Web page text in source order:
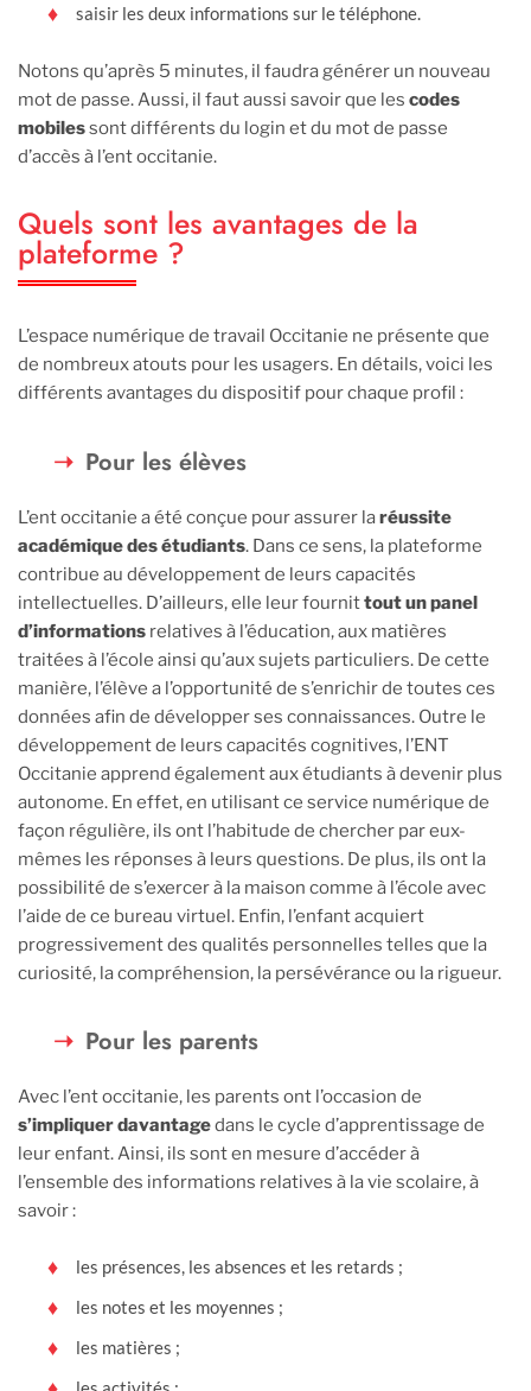
saisir les deux informations sur le téléphone.
Notons qu’après 5 minutes, il faudra générer un nouveau
mot de passe. Aussi, il faut aussi savoir que les codes
mobilessont différents du login et du mot de passe
d’accès à l’ent occitanie.
Quels sont les avantages de la
plateforme ?
L’espace numérique de travail Occitanie ne présente que
de nombreux atouts pour les usagers. En détails, voici les
différents avantages du dispositif pour chaque profil :
Pour les élèves
L’ent occitanie a été conçue pour assurer laréussite
académique des étudiants. Dans ce sens, la plateforme
contribue au développement de leurs capacités
intellectuelles. D’ailleurs, elle leur fournittout un panel
d’informations relatives à l’éducation, aux matières
traitées à l’école ainsi qu’aux sujets particuliers. De cette
manière, l’élève a l’opportunité de s’enrichir de toutes ces
données afin de développer ses connaissances. Outre le
développement de leurs capacités cognitives, l’ENT
Occitanie apprend également aux étudiants à devenir plus
autonome. En effet, en utilisant ce service numérique de
façon régulière, ils ont l’habitude de chercher par eux-
mêmes les réponses à leurs questions. De plus, ils ont la
possibilité de s’exercer à la maison comme à l’école avec
l’aide de ce bureau virtuel. Enfin, l’enfant acquiert
progressivement des qualités personnelles telles que la
curiosité, la compréhension, la persévérance ou la rigueur.
Pour les parents
Avec l’ent occitanie, les parents ont l’occasion de
s’impliquer davantagedans le cycle d’apprentissage de
leur enfant. Ainsi, ils sont en mesure d’accéder à
l’ensemble des informations relatives à la vie scolaire, à
savoir :
les présences, les absences et les retards ;
les notes et les moyennes ;
les matières ;